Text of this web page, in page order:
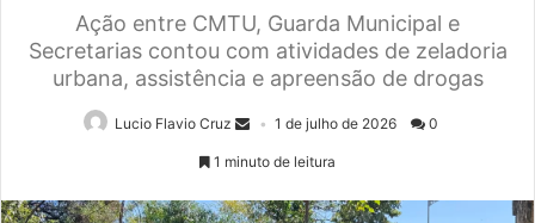
Ação entre CMTU, Guarda Municipal e
Secretarias contou com atividades de zeladoria
urbana, assistência e apreensão de drogas
Lucio Flavio Cruz 1 de julho de 2026 0
1 minuto de leitura